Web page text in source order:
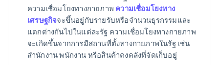
ความเชื่อมโยงทางกายภาพ ความเชื่อมโยงทาง
เศรษฐกิจจะขึ้นอยู่กับรายรับหรือจำนวนธุรกรรมและ
แตกต่างกันไปในแต่ละรัฐ ความเชื่อมโยงทางกายภาพ
จะเกิดขึ้นจากการมีสถานที่ตั้งทางกายภาพในรัฐ เช่น
สำนักงาน พนักงาน หรือสินค้าคงคลังที่จัดเก็บอยู่